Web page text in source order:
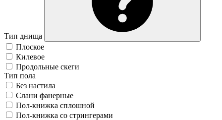
Тип днища
Плоское
Килевое
Продольные скеги
Тип пола
Без настила
Слани фанерные
Пол-книжка сплошной
Пол-книжка со стрингерами